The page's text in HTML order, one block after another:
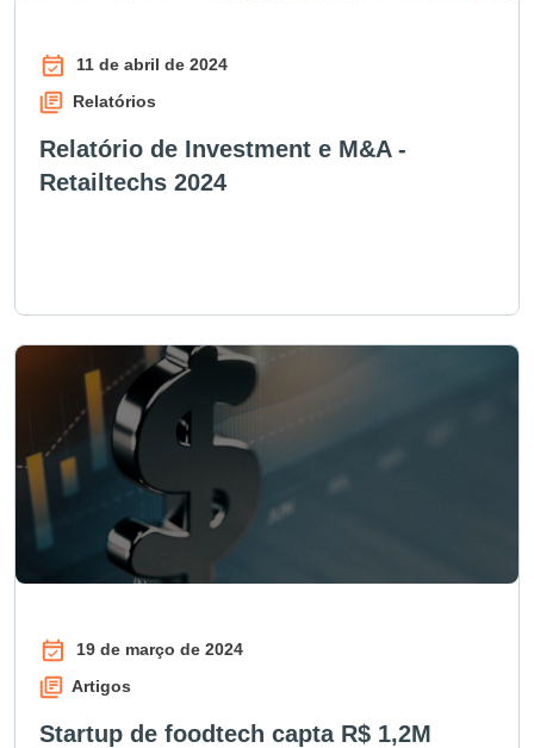
11 de abril de 2024
Relatórios
Relatório de Investment e M&A -
Retailtechs 2024
19 de março de 2024
Artigos
Startup de foodtech capta R$ 1,2M